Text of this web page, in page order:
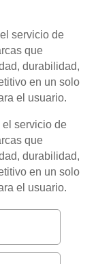
servicio de
que
durabilidad,
en un solo
el usuario.
el servicio de
que
durabilidad,
en un solo
el usuario.